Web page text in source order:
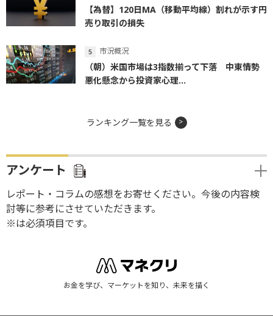
【為替】120日MA（移動平均線）割れが示す円
売り取引の損失
市況概況
（朝）米国市場は3指数揃って下落 中東情勢
悪化懸念から投資家心理...
ランキング一覧を見る
アンケート
レポート・コラムの感想をお寄せください。今後の内容検
討等に参考にさせていただきます。
※は必須項目です。
お金を学び、マーケットを知り、未来を描く